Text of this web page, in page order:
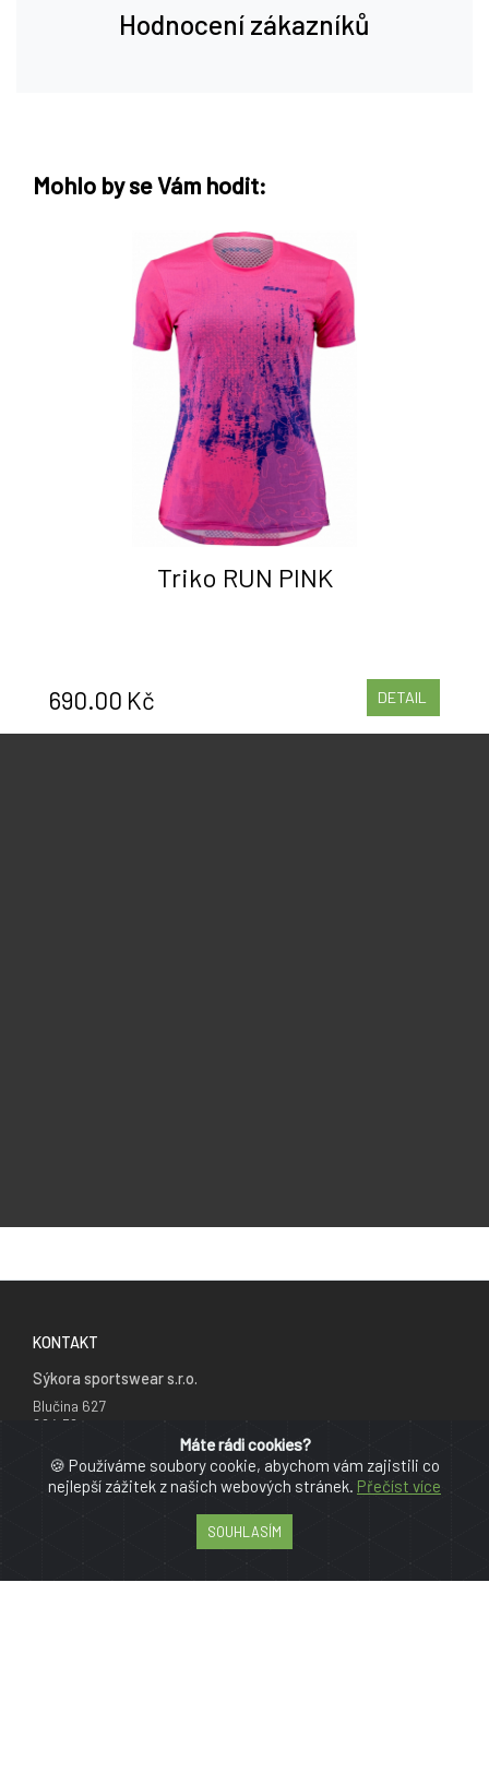
Hodnocení zákazníků
Mohlo by se Vám hodit:
Triko RUN PINK
690.00 Kč DETAIL
KONTAKT
Sýkora sportswear s.r.o.
Blučina 627
664 56
+420 777 241 735
info@cyklodresy.cz
Reklamační řád
Máte rádi cookies?
🍪 Používáme soubory cookie, abychom vám zajistili co
nejlepší zážitek z našich webových stránek. Přečíst více
SOUHLASÍM